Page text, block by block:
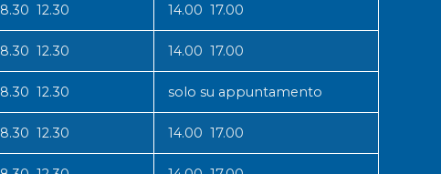
8.30 12.30 14.00 17.00
8.30 12.30 14.00 17.00
8.30 12.30 solo su appuntamento
8.30 12.30 14.00 17.00